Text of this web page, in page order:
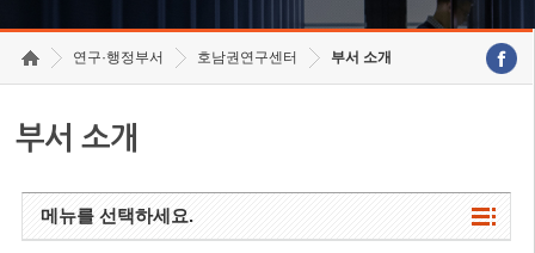
연구·행정부서 호남권연구센터 부서 소개
부서 소개
메뉴를 선택하세요.